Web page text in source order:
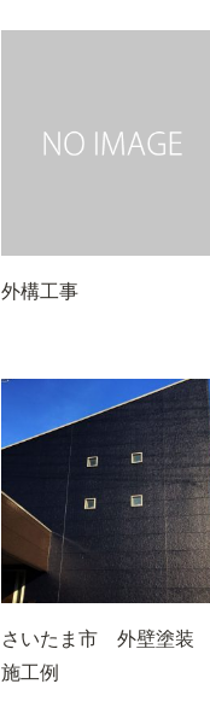
外構工事
さいたま市 外壁塗装
施工例